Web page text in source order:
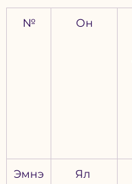
№
Он
Эмнэ
Ял